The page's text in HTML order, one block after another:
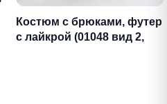
Костюм с брюками, футер
с лайкрой (01048 вид 2,